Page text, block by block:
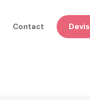
Contact Devis